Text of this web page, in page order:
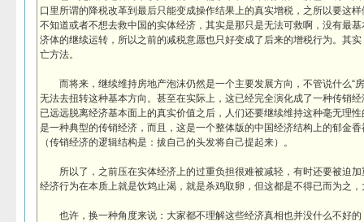
口里所谓的降税改革到最后只能变成操作结果上的真实增税，之所以要这
不知道或者不想去救中国的实体经济，其实是那只是无法可救啊，没有最
济体的继续运转，所以之前的减税意愿也只好变成了后来的增税行为。其
亡方法。
而将来，继续维持房地产泡沫仍然是一个主要发展方向，不管说什么“
无法去扭转这种基本方向。甚至在实际上，这已经完全演化成了一种传销
已远远脱离经济基本面上的真实价值之后，人们还要继续维持这种毫无理
是一种典型的传销经济，而且，这是一个整体版的中国经济结构上的郁金
（传销经济的逻辑结构是：拔自己的头发将自己提起来）。
所以了，之前压在实体经济上的过重负担很难被减轻，有时还要被迫加
经济行为在本质上就是饮鸩止渴，就是杀鸡取卵，但这都是不得已而为之
也许，换一种角度来说：大家都不理解这些经济真相也并没什么不好的